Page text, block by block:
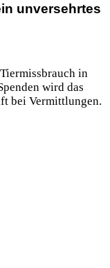
unversehrtes
in
wird das
bei Vermittlungen.